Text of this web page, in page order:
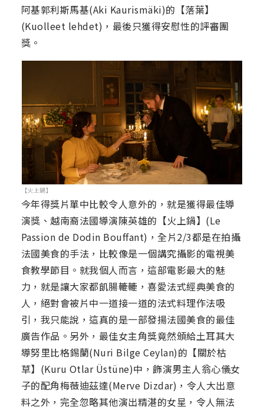
阿基郭利斯馬基(Aki Kaurismäki)的【落葉】
(Kuolleet lehdet)，最後只獲得安慰性的評審團
獎。
【火上鍋】
今年得獎片單中比較令人意外的，就是獲得最佳導
演獎、越南裔法國導演陳英雄的【火上鍋】(Le
Passion de Dodin Bouffant)，全片2/3都是在拍攝
法國美食的手法，比較像是一個講究攝影的電視美
食教學節目。就我個人而言，這部電影最大的魅
力，就是讓大家都飢腸轆轆，喜愛法式經典美食的
人，絕對會被片中一道接一道的法式料理作法吸
引，我只能說，這真的是一部發揚法國美食的最佳
廣告作品。另外，最佳女主角獎竟然頒給土耳其大
導努里比格錫蘭(Nuri Bilge Ceylan)的【關於枯
草】(Kuru Otlar Üstüne)中，飾演男主人翁心儀女
子的配角梅薇迪茲達(Merve Dizdar)，令人大出意
料之外，完全忽略其他演出精湛的女星，令人無法